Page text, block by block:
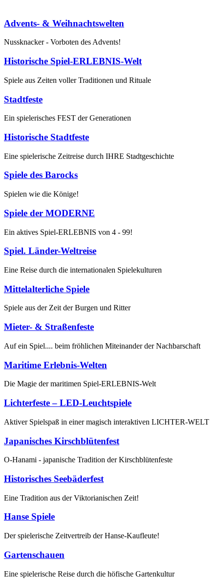
Advents- & Weihnachtswelten
Nussknacker - Vorboten des Advents!
Historische Spiel-ERLEBNIS-Welt
Spiele aus Zeiten voller Traditionen und Rituale
Stadtfeste
Ein spielerisches FEST der Generationen
Historische Stadtfeste
Eine spielerische Zeitreise durch IHRE Stadtgeschichte
Spiele des Barocks
Spielen wie die Könige!
Spiele der MODERNE
Ein aktives Spiel-ERLEBNIS von 4 - 99!
Spiel. Länder-Weltreise
Eine Reise durch die internationalen Spielekulturen
Mittelalterliche Spiele
Spiele aus der Zeit der Burgen und Ritter
Mieter- & Straßenfeste
Auf ein Spiel.... beim fröhlichen Miteinander der Nachbarschaft
Maritime Erlebnis-Welten
Die Magie der maritimen Spiel-ERLEBNIS-Welt
Lichterfeste – LED-Leuchtspiele
Aktiver Spielspaß in einer magisch interaktiven LICHTER-WELT
Japanisches Kirschblütenfest
O-Hanami - japanische Tradition der Kirschblütenfeste
Historisches Seebäderfest
Eine Tradition aus der Viktorianischen Zeit!
Hanse Spiele
Der spielerische Zeitvertreib der Hanse-Kaufleute!
Gartenschauen
Eine spielerische Reise durch die höfische Gartenkultur